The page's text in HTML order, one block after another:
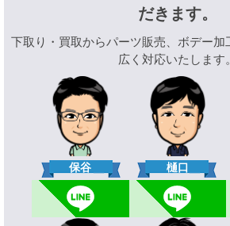
だきます。
下取り・買取からパーツ販売、ボデー加
広く対応いたします。
保谷 樋口